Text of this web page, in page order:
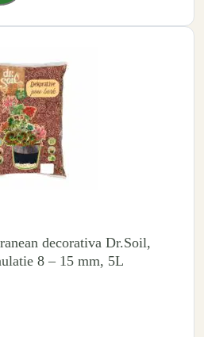
decorativa Dr.Soil,
calitate standard, granulatie 8 – 15 mm, 5L